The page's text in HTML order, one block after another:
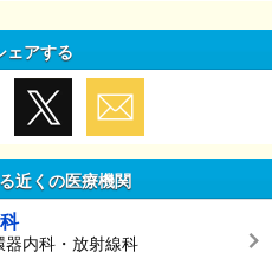
ェアする
近くの医療機関
内科・放射線科